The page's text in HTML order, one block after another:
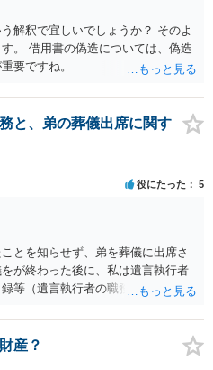
解釈で宜しいでしょうか？ そのよ
。 借用書の偽造については、偽造
要ですね。
と、弟の葬儀出席に関す
役にたった 5
とを知らせず、弟を葬儀に出席さ
が終わった後に、私は遺言執行者
等（遺言執行者の職務）を知らせ
もかまいません。 そもそも、そう
の内容と遺産の総額の通知、公正証
産？